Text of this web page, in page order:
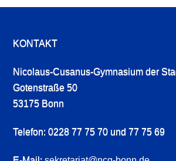
KONTAKT
Nicolaus-Cusanus-Gymnasium der
Gotenstraße 50
53175 Bonn
Telefon: 0228 77 75 70 und 77 75 69